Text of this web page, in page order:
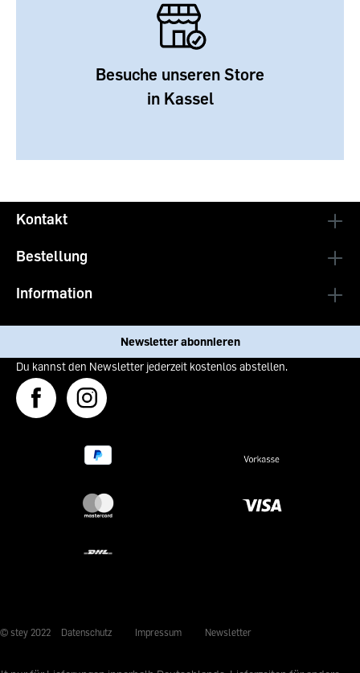
Besuche unseren Store
in Kassel
Kontakt
Bestellung
Information
Newsletter abonnieren
Du kannst den Newsletter jederzeit kostenlos abstellen.
© stey 2022 Datenschutz Impressum Newsletter